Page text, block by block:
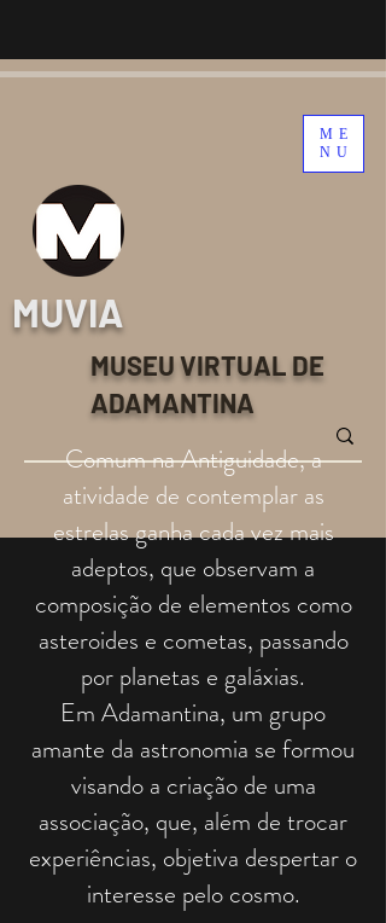
ME
NU
MUVIA
MUSEU VIRTUAL DE
ADAMANTINA
Comum na Antiguidade, a
atividade de contemplar as
estrelas ganha cada vez mais
adeptos, que observam a
composição de elementos como
asteroides e cometas, passando
por planetas e galáxias.
Em Adamantina, um grupo
amante da astronomia se formou
visando a criação de uma
associação, que, além de trocar
experiências, objetiva despertar o
interesse pelo cosmo.